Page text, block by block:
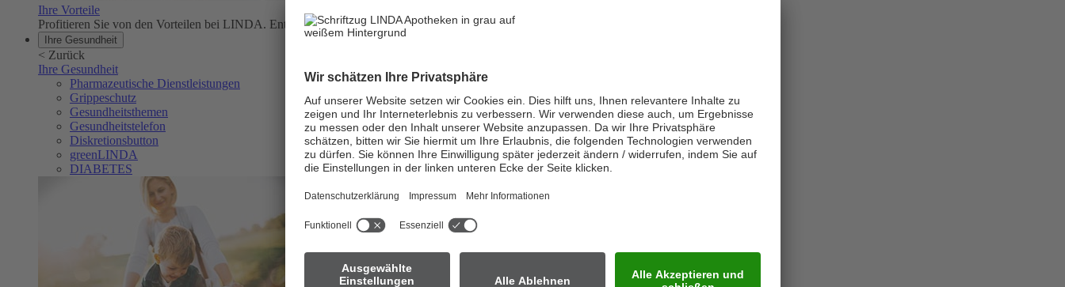
Ihre Vorteile
Profitieren Sie von den Vorteilen bei LINDA. Entdecken Sie jetzt die LINDA Aktionswelt, die Coupons & Gutscheine sowie die LINDA Medien.
Ihre Gesundheit
< Zurück
Ihre Gesundheit
Pharmazeutische Dienstleistungen
Grippeschutz
Gesundheitsthemen
Gesundheitstelefon
Diskretionsbutton
greenLINDA
DIABETES